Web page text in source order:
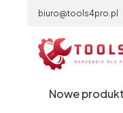
biuro@tools4pro.pl
Nowe